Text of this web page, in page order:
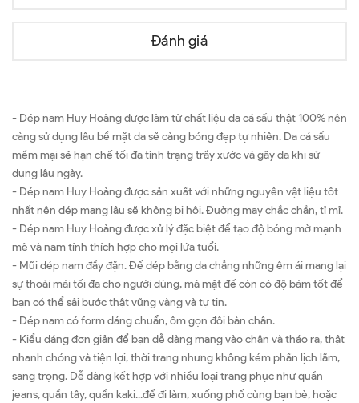
Đánh giá
- Dép nam Huy Hoàng được làm từ chất liệu da cá sấu thật 100% nên
càng sử dụng lâu bề mặt da sẽ càng bóng đẹp tự nhiên. Da cá sấu
mềm mại sẽ hạn chế tối đa tình trạng trầy xước và gãy da khi sử
dụng lâu ngày.
- Dép nam Huy Hoàng được sản xuất với những nguyên vật liệu tốt
nhất nên dép mang lâu sẽ không bị hôi. Đường may chắc chắn, tỉ mỉ.
- Dép nam Huy Hoàng được xử lý đặc biệt để tạo độ bóng mờ mạnh
mẽ và nam tính thích hợp cho mọi lứa tuổi.
- Mũi dép nam đầy đặn. Đế dép bằng da chẳng những êm ái mang lại
sự thoải mái tối đa cho người dùng, mà mặt đế còn có độ bám tốt để
bạn có thể sải bước thật vững vàng và tự tin.
- Dép nam có form dáng chuẩn, ôm gọn đôi bàn chân.
- Kiểu dáng đơn giản để bạn dễ dàng mang vào chân và tháo ra, thật
nhanh chóng và tiện lợi, thời trang nhưng không kém phần lịch lãm,
sang trọng. Dễ dàng kết hợp với nhiều loại trang phục như quần
jeans, quần tây, quần kaki...để đi làm, xuống phố cùng bạn bè, hoặc